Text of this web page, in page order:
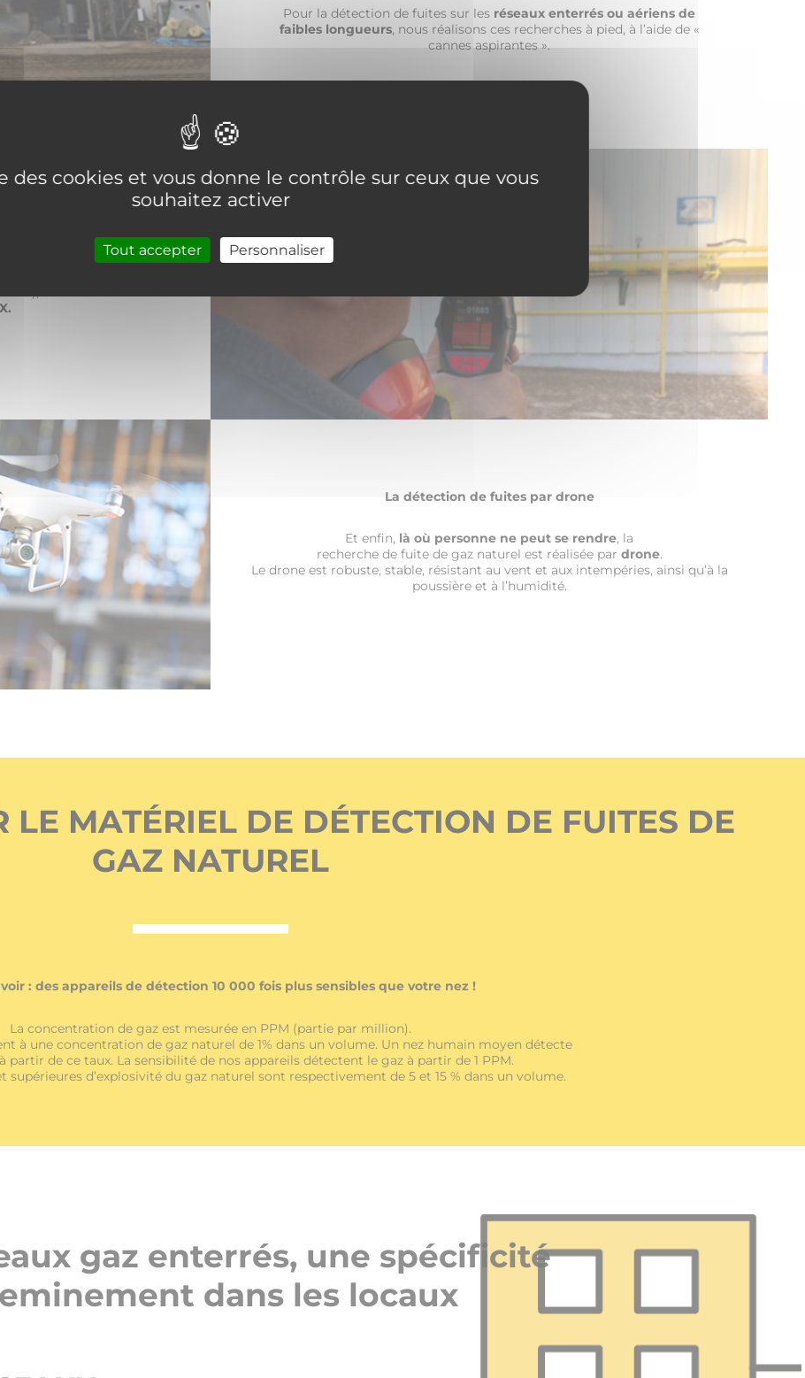
Pour la détection de fuites sur les réseaux enterrés ou aériens de
faibles longueurs, nous réalisons ces recherches à pied, à l’aide de «
cannes aspirantes ».
aériens
nous travaillons
La détection de fuites par drone
Et enfin, là où personne ne peut se rendre, la
recherche de fuite de gaz naturel est réalisée par drone.
Le drone est robuste, stable, résistant au vent et aux intempéries, ainsi qu’à la
poussière et à l’humidité.
LE MATÉRIEL DE DÉTECTION DE FUITES DE
GAZ NATUREL
: des appareils de détection 10 000 fois plus sensibles que votre nez !
La concentration de gaz est mesurée en PPM (partie par million).
à une concentration de gaz naturel de 1% dans un volume. Un nez humain moyen détecte
partir de ce taux. La sensibilité de nos appareils détectent le gaz à partir de 1 PPM.
supérieures d’explosivité du gaz naturel sont respectivement de 5 et 15 % dans un volume.
gaz enterrés, une spécificité
dans les locaux
des cookies et vous donne le contrôle sur ceux que vous
souhaitez activer
Tout accepter Personnaliser